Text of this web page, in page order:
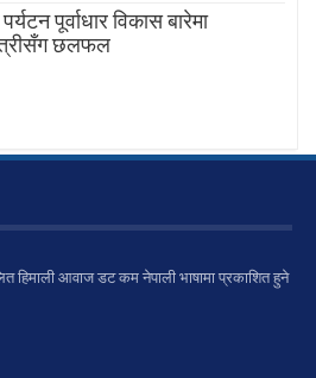
पूर्वाधार विकास बारेमा
छलफल
हिमाली आवाज डट कम नेपाली भाषामा प्रकाशित हुने